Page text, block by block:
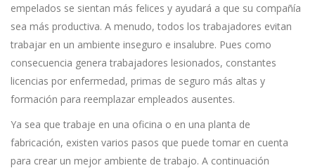
empelados se sientan más felices y ayudará a que su compañía
sea más productiva. A menudo, todos los trabajadores evitan
trabajar en un ambiente inseguro e insalubre. Pues como
consecuencia genera trabajadores lesionados, constantes
licencias por enfermedad, primas de seguro más altas y
formación para reemplazar empleados ausentes.
Ya sea que trabaje en una oficina o en una planta de
fabricación, existen varios pasos que puede tomar en cuenta
para crear un mejor ambiente de trabajo. A continuación